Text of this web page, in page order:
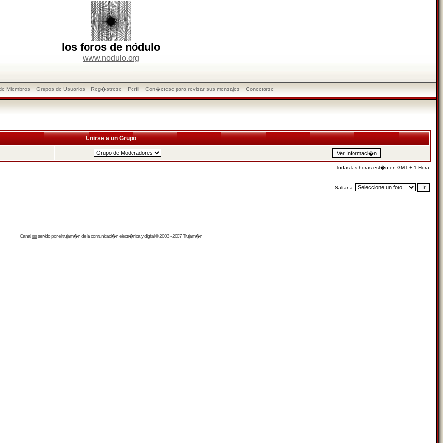
los foros de nódulo
www.nodulo.org
Miembros Grupos de Usuarios Reg�strese Perfil Con�ctese para revisar sus mensajes Conectarse
Unirse a un Grupo
Todas las horas est�n en GMT + 1 Hora
Saltar a:
Canalrssservido por eltrujam�nde la comunicaci�n electr�nica y digital © 2003 - 2007 Trujam�n